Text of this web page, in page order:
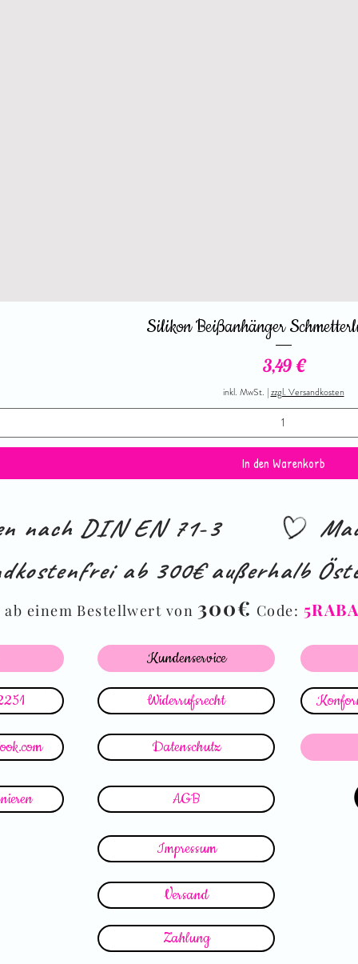
Silikon Beißanhänger
Preis
3,49 €
inkl. MwSt. |zzgl. Versandkosten
In den Warenkorb
nach DIN EN 71-3
ab 300€ außerhalb
ab einem Bestellwert von 300€ Code:
Kundenservice
Widerrufsrecht
Datenschutz
AGB
Impressum
Versand
Zahlung